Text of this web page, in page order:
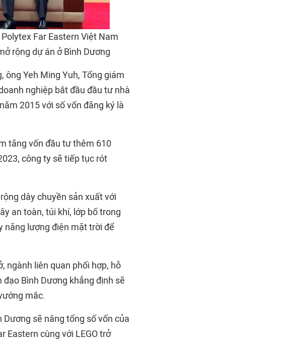
Far Eastern Việt Nam
rộng dự án ở Bình Dương
ông Yeh Ming Yuh, Tổng giám
nghiệp bắt đầu đầu tư nhà
2015 với số vốn đăng ký là
tăng vốn đầu tư thêm 610
công ty sẽ tiếp tục rót
dây chuyền sản xuất với
an toàn, túi khí, lớp bố trong
năng lượng điện mặt trời để
ngành liên quan phối hợp, hỗ
Bình Dương khẳng định sẽ
mắc.
sẽ nâng tổng số vốn của
Eastern cùng với LEGO trở